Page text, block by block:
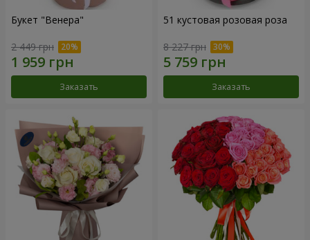
Букет "Венера"
2 449 грн
Заказать
51 кустовая розовая роза
8 227 грн
Заказать